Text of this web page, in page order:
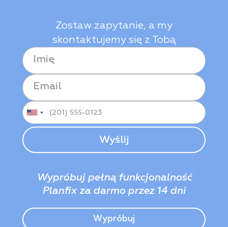
Zostaw zapytanie, a my
skontaktujemy się z Tobą
Wypróbuj pełną funkcjonalność
Planfix za darmo przez 14 dni
Wypróbuj